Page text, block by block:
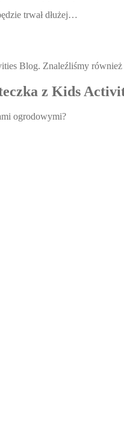
trwał dłużej…
Blog. Znaleźliśmy
z Kids
ogrodowymi?